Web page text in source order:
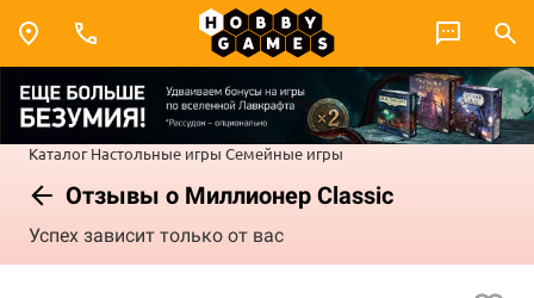
Каталог Настольные игры Семейные игры
Отзывы о Миллионер Classic
Успех зависит только от вас